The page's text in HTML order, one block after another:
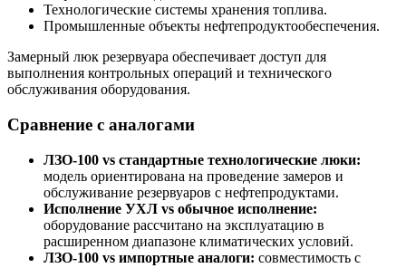
Технологические системы хранения топлива.
Промышленные объекты нефтепродуктообеспечения.
Замерный люк резервуара обеспечивает доступ для
выполнения контрольных операций и технического
обслуживания оборудования.
Сравнение с аналогами
ЛЗО-100 vs стандартные технологические люки:
модель ориентирована на проведение замеров и
обслуживание резервуаров с нефтепродуктами.
Исполнение УХЛ vs обычное исполнение:
оборудование рассчитано на эксплуатацию в
расширенном диапазоне климатических условий.
ЛЗО-100 vs импортные аналоги: совместимость с